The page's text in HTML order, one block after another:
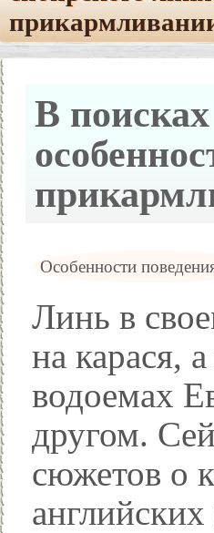
В
Особенности
Линь в
на карася,
водоемах
другом.
сюжетов о